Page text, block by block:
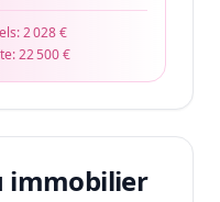
2 028 €
22 500 €
immobilier